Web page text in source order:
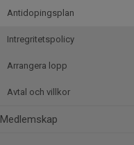
Antidopingsplan
Intregritetspolicy
Arrangera lopp
Avtal och villkor
Medlemskap